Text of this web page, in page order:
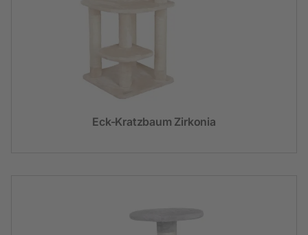
Eck-Kratzbaum Zirkonia